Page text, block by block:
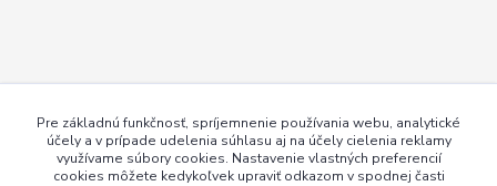
Pre základnú funkčnosť, spríjemnenie používania webu, analytické
účely a v prípade udelenia súhlasu aj na účely cielenia reklamy
využívame súbory cookies. Nastavenie vlastných preferencií
cookies môžete kedykoľvek upraviť odkazom v spodnej časti